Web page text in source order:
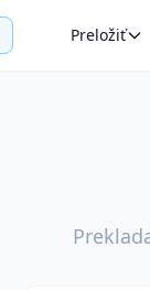
Preložiť